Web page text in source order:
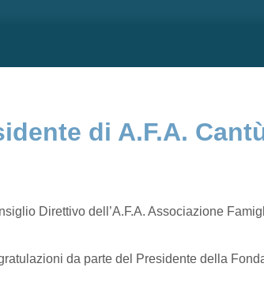
di A.F.A.
Direttivo dell’A.F.A. Associazione
da parte del Presidente della